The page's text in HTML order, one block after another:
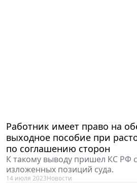
Работник имеет право на
выходное пособие при
по соглашению сторон
К такому выводу пришел КС РФ
изложенных позиций суда.
14 июля 2023Новости